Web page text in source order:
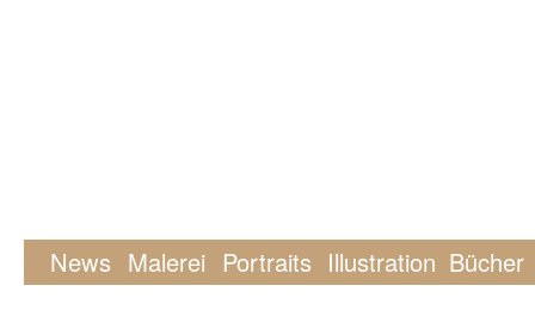
News Malerei Portraits Illustration Bücher